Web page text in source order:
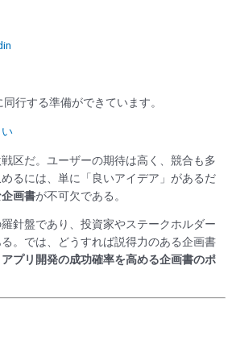
行する準備ができています。
区だ。ユーザーの期待は高く、競合も多
るには、単に「良いアイデア」があるだ
画書が不可欠である。
針盤であり、投資家やステークホルダー
。では、どうすれば説得力のある企画書
アプリ開発の成功確率を高める企画書のポ